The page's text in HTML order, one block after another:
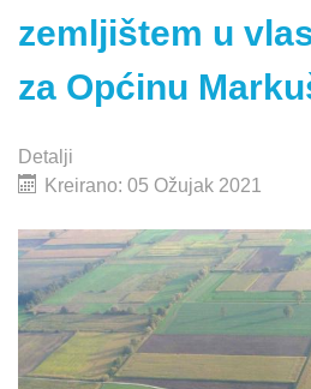
zemljištem u
za Općinu
Detalji
Kreirano: 05 Ožujak 2021